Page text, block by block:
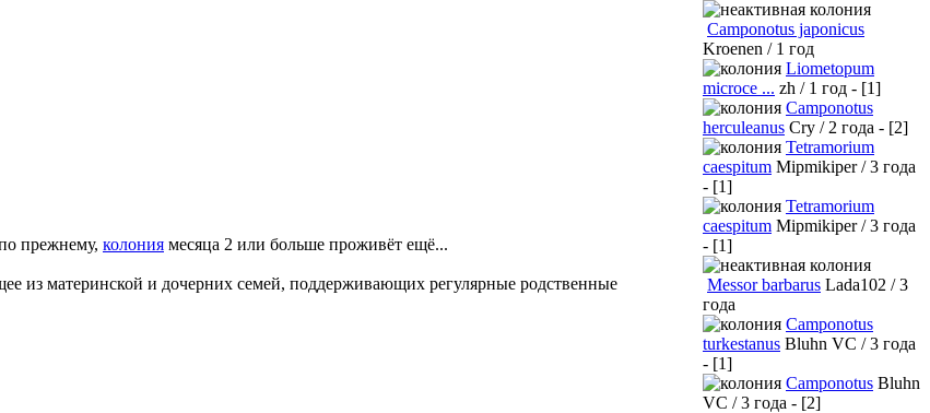
прежнему, колония месяца 2 или больше проживёт ещё...
из материнской и дочерних семей, поддерживающих регулярные родственные
Camponotus japonicus
Kroenen / 1 год
Liometopum
microce ... zh / 1 год - [1]
Camponotus
herculeanus Cry / 2 года - [2]
Tetramorium
caespitum Mipmikiper / 3 года
- [1]
Tetramorium
caespitum Mipmikiper / 3 года
- [1]
Messor barbarus Lada102 / 3
года
Camponotus
turkestanus Bluhn VC / 3 года
- [1]
Camponotus Bluhn
VC / 3 года - [2]